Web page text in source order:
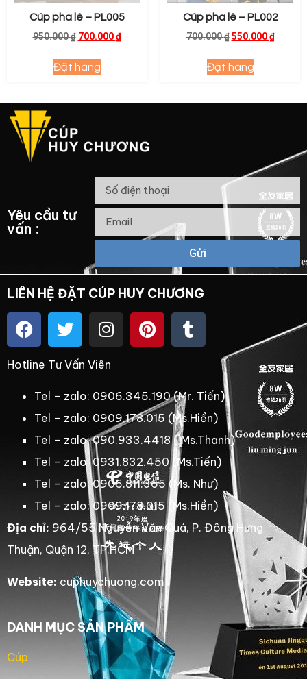
Cúp pha lê – PL005
950.000₫ 700.000₫
Đặt hàng
Cúp pha lê – PL002
700.000₫ 550.000₫
Đặt hàng
Yêu cầu tư
vấn :
Gửi
LIÊN HỆ ĐẶT CÚP HUY CHƯƠNG
Hotline Tư Vấn Viên
Tel – zalo: 0906.345.190 (Mr. Tiến)
Tel – zalo: 0909.178.015 (Ms.Hiền)
Tel – zalo: 090.933.4418 ( Ms.Thanh)
Tel – zalo: 0931.832.450 (Ms.Tiến)
Tel – zalo: 0906.811.365 (Ms. Như)
Tel – zalo: 0909.178.015 (Ms.Hiền)
Địa chỉ: 964/55 Nguyễn Văn Quá, P. Đông Hưng
Thuận, Quận 12, TP.HCM
Website: cuphuychuong.com
DANH MỤC SẢN PHẨM
Cúp